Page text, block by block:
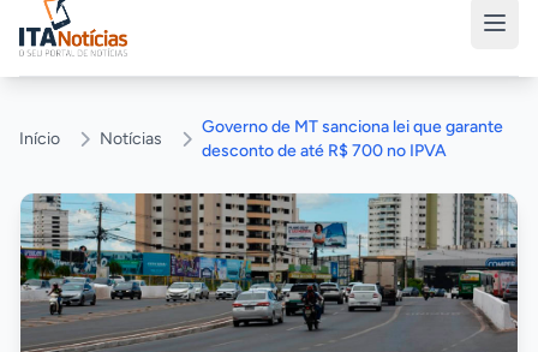
ITA Notícias
Início Notícias
Governo de MT sanciona lei que garante
desconto de até R$ 700 no IPVA